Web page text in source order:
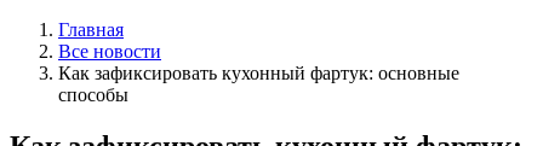
Главная
Все новости
Как зафиксировать кухонный фартук: основные
способы